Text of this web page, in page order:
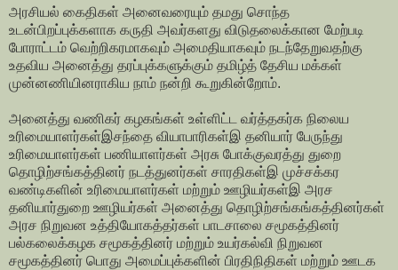
அரசியல் கைதிகள் அனைவரையும் தமது சொந்த
உடன்பிறப்புக்களாக கருதி அவர்களது விடுதலைக்கான மேற்படி
போராட்டம் வெற்றிகரமாகவும் அமைதியாகவும் நடந்தேறுவதற்கு
உதவிய அனைத்து தரப்புக்களுக்கும் தமிழ்த் தேசிய மக்கள்
முன்னணியினராகிய நாம் நன்றி கூறுகின்றோம்.
அனைத்து வணிகர் கழகங்கள் உள்ளிட்ட வர்த்தகர்க நிலைய
உரிமையாளர்கள்இசந்தை வியாபாரிகள்இ தனியார் பேருந்து
உரிமையாளர்கள் பணியாளர்கள் அரசு போக்குவரத்து துறை
தொழிற்சங்கத்தினர் நடத்துனர்கள் சாரதிகள்இ முச்சக்கர
வண்டிகளின் உரிமையாளர்கள் மற்றும் ஊழியர்கள்இ அரச
தனியார்துறை ஊழியர்கள் அனைத்து தொழிற்சங்கங்கத்தினர்கள்
அரச நிறுவன உத்தியோகத்தர்கள் பாடசாலை சமூகத்தினர்
பல்கலைக்கழக சமூகத்தினர் மற்றும் உயர்கல்வி நிறுவன
சமூகத்தினர் பொது அமைப்புக்களின் பிரதிநிதிகள் மற்றும் ஊடக